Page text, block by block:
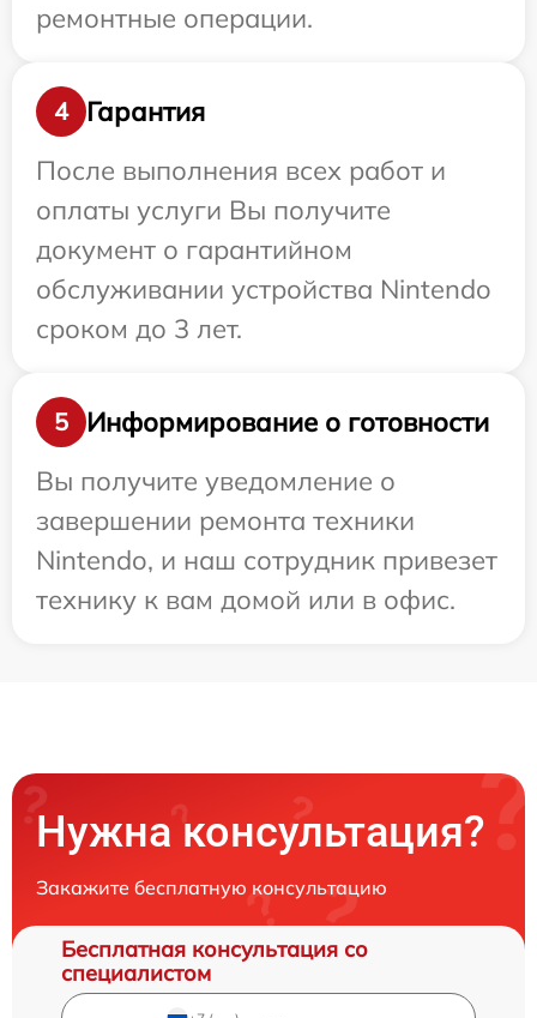
ремонтные операции.
4
Гарантия
После выполнения всех работ и
оплаты услуги Вы получите
документ о гарантийном
обслуживании устройства Nintendo
сроком до 3 лет.
5
Информирование о готовности
Вы получите уведомление о
завершении ремонта техники
Nintendo, и наш сотрудник привезет
технику к вам домой или в офис.
Нужна консультация?
Закажите бесплатную консультацию
Бесплатная консультация со
специалистом